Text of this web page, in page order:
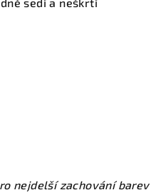
nejdelší zachování